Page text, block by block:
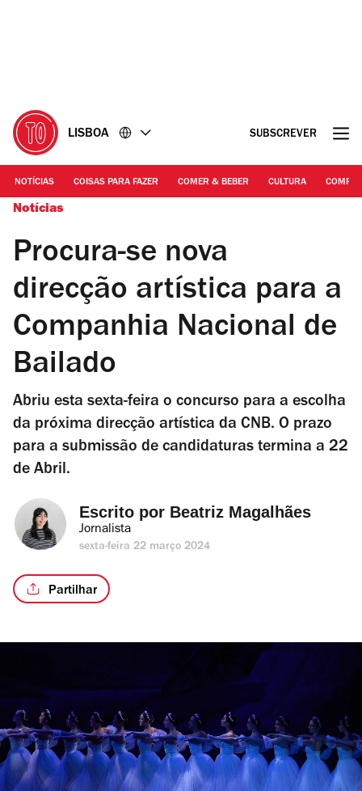
LISBOA SUBSCREVER
NOTÍCIAS COISAS PARA FAZER COMER & BEBER CULTURA
Notícias
Procura-se nova
direcção artística para a
Companhia Nacional de
Bailado
Abriu esta sexta-feira o concurso para a escolha
da próxima direcção artística da CNB. O prazo
para a submissão de candidaturas termina a 22
de Abril.
Escrito por Beatriz Magalhães
Jornalista
sexta-feira 22 março 2024
Partilhar